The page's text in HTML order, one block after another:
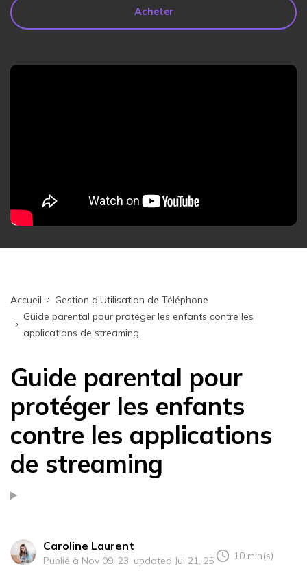
Acheter
Accueil
Gestion d'Utilisation de Téléphone
Guide parental pour protéger les enfants contre les
applications de streaming
Guide parental pour
protéger les enfants
contre les applications
de streaming
Caroline Laurent
Publié à Nov 09, 23, updated Jul 21, 25 10 min(s)